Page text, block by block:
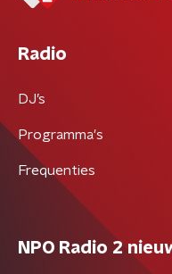
Radio
DJ’s
Programma's
Frequenties
NPO Radio 2